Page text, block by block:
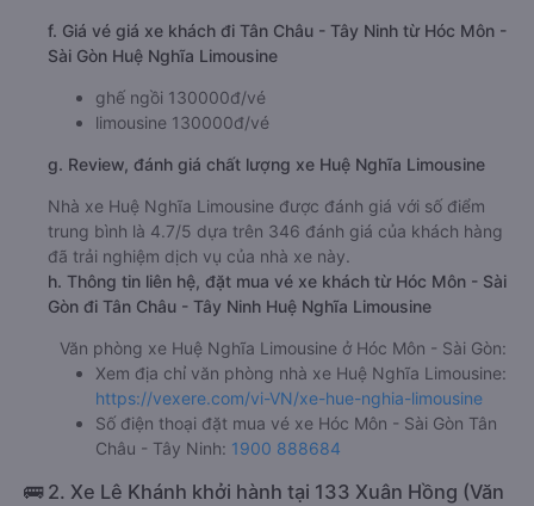
f. Giá vé giá xe khách đi Tân Châu - Tây Ninh từ Hóc Môn -
Sài Gòn Huệ Nghĩa Limousine
ghế ngồi 130000đ/vé
limousine 130000đ/vé
g. Review, đánh giá chất lượng xe Huệ Nghĩa Limousine
Nhà xe Huệ Nghĩa Limousine được đánh giá với số điểm
trung bình là 4.7/5 dựa trên 346 đánh giá của khách hàng
đã trải nghiệm dịch vụ của nhà xe này.
h. Thông tin liên hệ, đặt mua vé xe khách từ Hóc Môn - Sài
Gòn đi Tân Châu - Tây Ninh Huệ Nghĩa Limousine
Văn phòng xe Huệ Nghĩa Limousine ở Hóc Môn - Sài Gòn:
Xem địa chỉ văn phòng nhà xe Huệ Nghĩa Limousine:
https://vexere.com/vi-VN/xe-hue-nghia-limousine
Số điện thoại đặt mua vé xe Hóc Môn - Sài Gòn Tân
Châu - Tây Ninh: 1900 888684
🚌 2. Xe Lê Khánh khởi hành tại 133 Xuân Hồng (Văn